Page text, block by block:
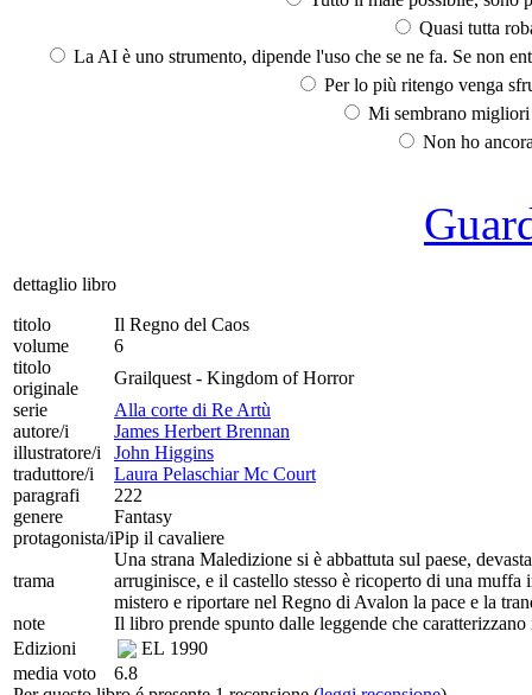
Quasi tutta
La AI è uno strumento, dipende l'uso che se ne fa. Se non
Per lo più ritengo venga
Mi sembrano
Non ho
dettaglio libro
titolo
Il Regno del Caos
volume
6
titolo
originale
Grailquest - Kingdom of Horror
serie
Alla corte di Re Artù
autore/i
James Herbert Brennan
illustratore/i
John Higgins
traduttore/i
Laura Pelaschiar Mc Court
paragrafi
222
genere
Fantasy
protagonista/iPip il cavaliere
trama
Una strana Maledizione si è abbattuta sul paese,
arruginisce, e il castello stesso è ricoperto di una
mistero e riportare nel Regno di Avalon la pace e la
note
Il libro prende spunto dalle leggende che
Edizioni
EL 1990
media voto
6.8